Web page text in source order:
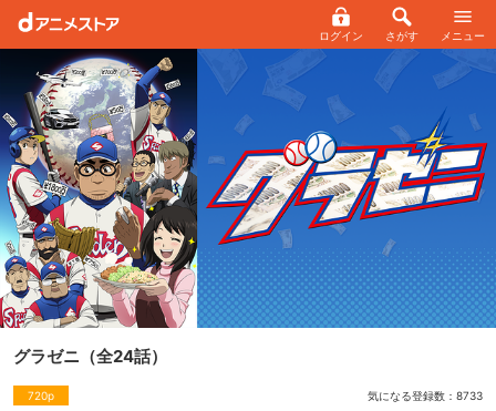
ログイン さがす メニュー
グラゼニ （全24話）
720p 気になる登録数： 8733